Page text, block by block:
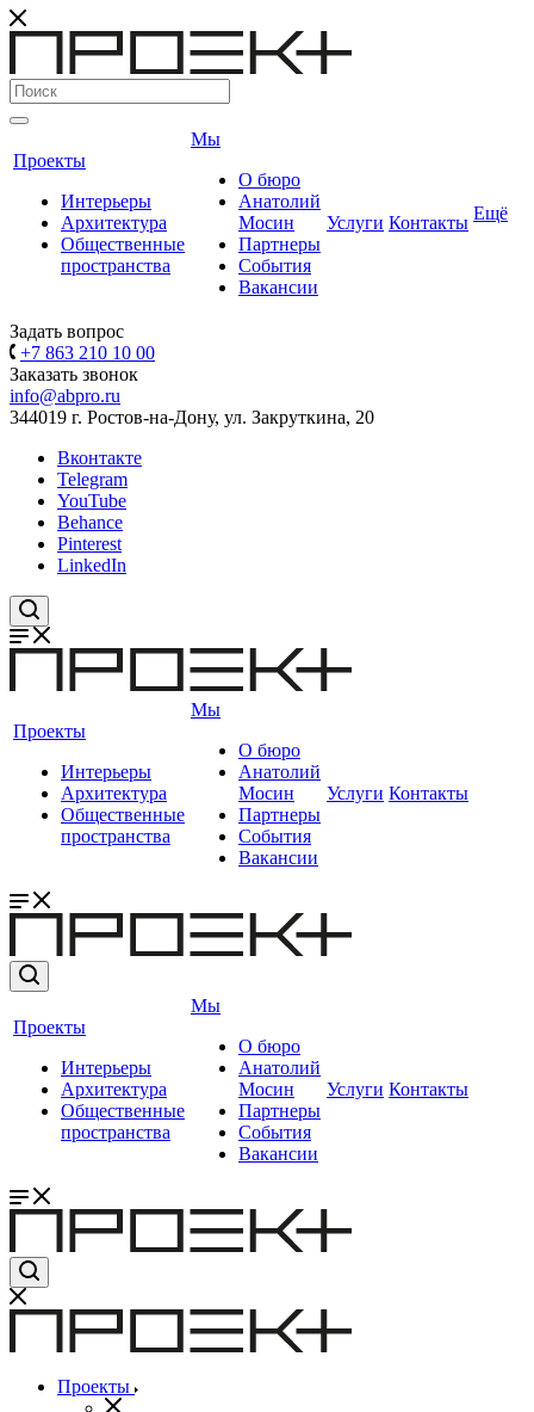
Проекты
Интерьеры
Архитектура
Общественные
пространства
Мы
О бюро
Анатолий
Мосин
Партнеры
События
Вакансии
Услуги Контакты Ещё
Задать вопрос
+7 863 210 10 00
Заказать звонок
info@abpro.ru
344019 г. Ростов-на-Дону, ул. Закруткина, 20
Вконтакте
Telegram
YouTube
Behance
Pinterest
LinkedIn
Проекты
Интерьеры
Архитектура
Общественные
пространства
Мы
О бюро
Анатолий
Мосин
Партнеры
События
Вакансии
Услуги Контакты
Проекты
Интерьеры
Архитектура
Общественные
пространства
Мы
О бюро
Анатолий
Мосин
Партнеры
События
Вакансии
Услуги Контакты
Проекты